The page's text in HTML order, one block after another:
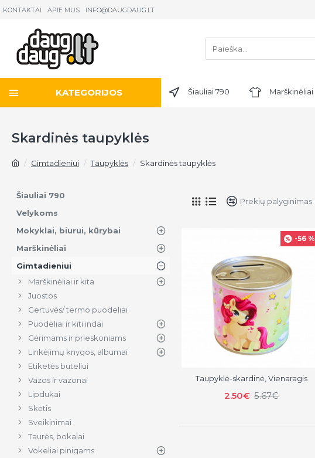
KONTAKTAI APIE MUS INFO@DAUGDAUG.LT
KATEGORIJOS Šiauliai 790 Marškinėliai
Gimtadieniui Taupyklės Skardinės taupyklės
Skardinės taupyklės
Šiauliai 790
Velykoms
Mokyklai, biurui, kūrybai
Marškinėliai
Gimtadieniui
Marškinėliai ir kita
Juostos
Gertuvės/ termo puodeliai
Puodeliai ir kiti indai
Gėrimams ir prieskoniams
Linkėjimų knygos, albumai
Etiketės buteliui
Vazos ir vazonai
Lipdukai
Skėtis
Sveikinimai
Taurės, bokalai
Vokeliai pinigams
Prekių palyginimas
-56 %
Taupyklė-skardinė, Vienaragis
2.50€ 5.67€